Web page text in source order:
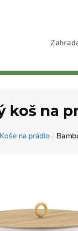
koš na
Koše na prádlo /